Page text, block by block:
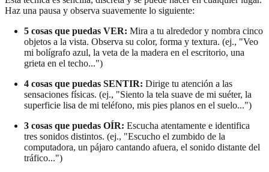
Haz una pausa y observa suavemente lo siguiente:
5 cosas que puedas VER: Mira a tu alrededor y nombra cinco
objetos a la vista. Observa su color, forma y textura. (ej., "Veo
mi bolígrafo azul, la veta de la madera en el escritorio, una
grieta en el techo...")
4 cosas que puedas SENTIR: Dirige tu atención a las
sensaciones físicas. (ej., "Siento la tela suave de mi suéter, la
superficie lisa de mi teléfono, mis pies planos en el suelo...")
3 cosas que puedas OÍR: Escucha atentamente e identifica
tres sonidos distintos. (ej., "Escucho el zumbido de la
computadora, un pájaro cantando afuera, el sonido distante del
tráfico...")